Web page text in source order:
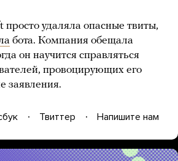
удаляла опасные твиты,
бота. Компания обещала
он научится справляться
провоцирующих его
заявления.
Твиттер Напишите нам